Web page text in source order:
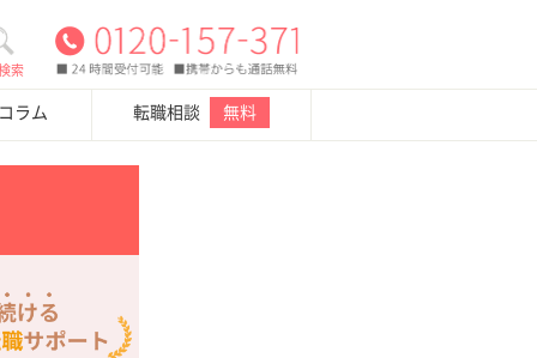
索
ラム 転職相談 無料